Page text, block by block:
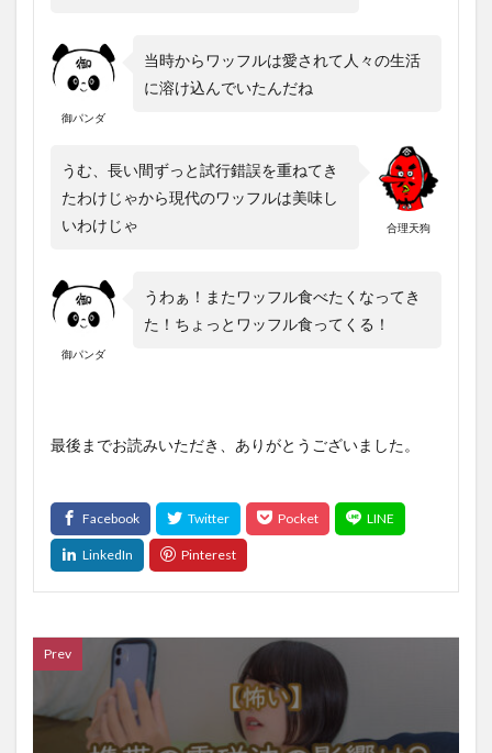
御パンダ
当時からワッフルは愛されて人々の生活
に溶け込んでいたんだね
合理天狗
うむ、長い間ずっと試行錯誤を重ねてき
たわけじゃから現代のワッフルは美味し
いわけじゃ
御パンダ
うわぁ！またワッフル食べたくなってき
た！ちょっとワッフル食ってくる！
最後までお読みいただき、ありがとうございました。
Prev